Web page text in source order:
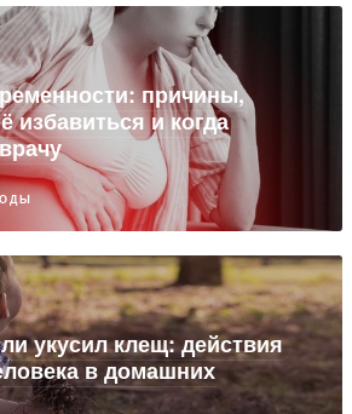
причины,
избавиться и когда
укусил клещ: действия
в домашних